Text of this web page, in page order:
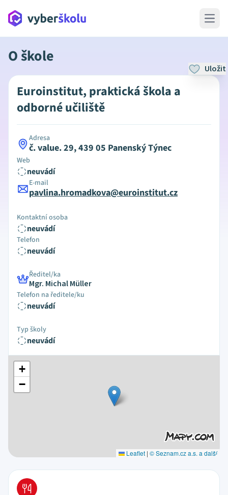
Open
O škole
Uložit
Euroinstitut, praktická škola a
odborné učiliště
Adresa
č. value. 29, 439 05 Panenský Týnec
Web
neuvádí
E-mail
pavlina.hromadkova@euroinstitut.cz
Kontaktní osoba
neuvádí
Telefon
neuvádí
Ředitel/ka
Mgr. Michal Müller
Telefon na ředitele/ku
neuvádí
Typ školy
neuvádí
+
−
Leaflet | © Seznam.cz a.s. a další